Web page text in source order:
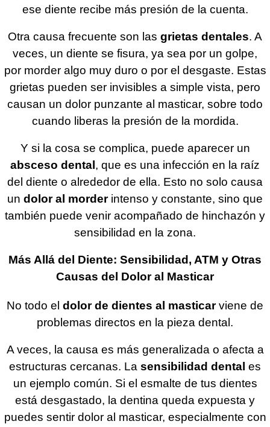
ese diente recibe más presión de la cuenta.
Otra causa frecuente son las grietas dentales. A
veces, un diente se fisura, ya sea por un golpe,
por morder algo muy duro o por el desgaste. Estas
grietas pueden ser invisibles a simple vista, pero
causan un dolor punzante al masticar, sobre todo
cuando liberas la presión de la mordida.
Y si la cosa se complica, puede aparecer un
absceso dental , que es una infección en la raíz
del diente o alrededor de ella. Esto no solo causa
un dolor al morderintenso y constante, sino que
también puede venir acompañado de hinchazón y
sensibilidad en la zona.
Más Allá del Diente: Sensibilidad, ATM y Otras
Causas del Dolor al Masticar
No todo el dolor de dientes al masticarviene de
problemas directos en la pieza dental.
A veces, la causa es más generalizada o afecta a
estructuras cercanas. La sensibilidad dental es
un ejemplo común. Si el esmalte de tus dientes
está desgastado, la dentina queda expuesta y
puedes sentir dolor al masticar, especialmente con